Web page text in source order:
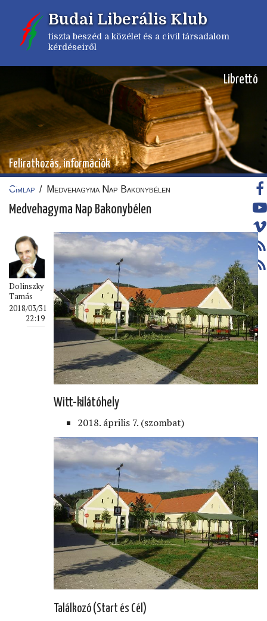
tartalomra
Budai Liberális Klub
tiszta beszéd a közélet és a civil társadalom
kérdéseiről
Librettó
Feliratkozás, információk
Címlap / Medvehagyma Nap Bakonybélen
Medvehagyma Nap Bakonybélen
Dolinszky
Tamás
2018/03/31
22:19
Witt-kilátóhely
2018. április 7. (szombat)
Találkozó (Start és Cél)